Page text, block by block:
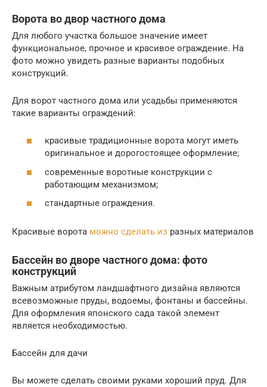
Ворота во двор частного дома
Для любого участка большое значение имеет
функциональное, прочное и красивое ограждение. На
фото можно увидеть разные варианты подобных
конструкций.
Для ворот частного дома или усадьбы применяются
такие варианты ограждений:
красивые традиционные ворота могут иметь
оригинальное и дорогостоящее оформление;
современные воротные конструкции с
работающим механизмом;
стандартные ограждения.
Красивые ворота можно сделать из разных материалов
Бассейн во дворе частного дома: фото
конструкций
Важным атрибутом ландшафтного дизайна являются
всевозможные пруды, водоемы, фонтаны и бассейны.
Для оформления японского сада такой элемент
является необходимостью.
Бассейн для дачи
Вы можете сделать своими руками хороший пруд. Для